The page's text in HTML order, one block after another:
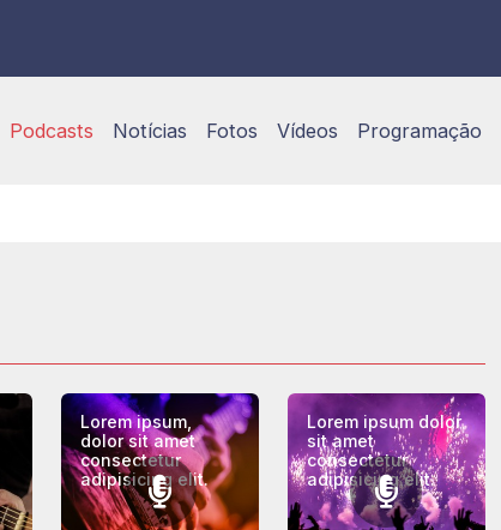
Podcasts Notícias Fotos Vídeos Programação
Lorem ipsum,
dolor sit amet
consectetur
adipisicing elit.
Lorem ipsum dolor
sit amet
consectetur
adipisicing elit.